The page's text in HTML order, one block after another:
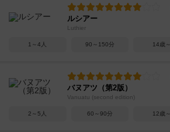
ルシアー
Luthier
1～4人 90～150分 14歳～
バヌアツ（第2版）
Vanuatu (second edition)
2～5人 60～90分 12歳～